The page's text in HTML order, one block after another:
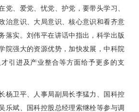
党、爱党、忧党、护党，要带头学习、
治意识、大局意识、核心意识和看齐意
落实。刘伟平在讲话中指出，科学出版
院强大的资源优势，加快发展，中科院
引进及产业整合等方面给予更多的支
卫平、人事局副局长李猛力、国科控
乐斌、国科控股总经理索继栓等参与调